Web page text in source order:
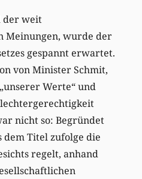
der weit
Meinungen, wurde der
gespannt erwartet.
von Minister Schmit,
Werte“ und
nicht so: Begründet
dem Titel zufolge die
regelt, anhand